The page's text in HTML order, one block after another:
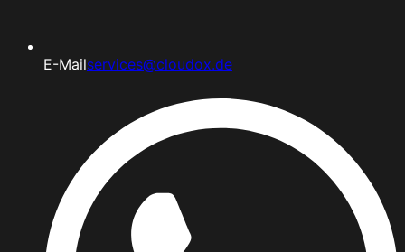
E-Mailservices@cloudox.de